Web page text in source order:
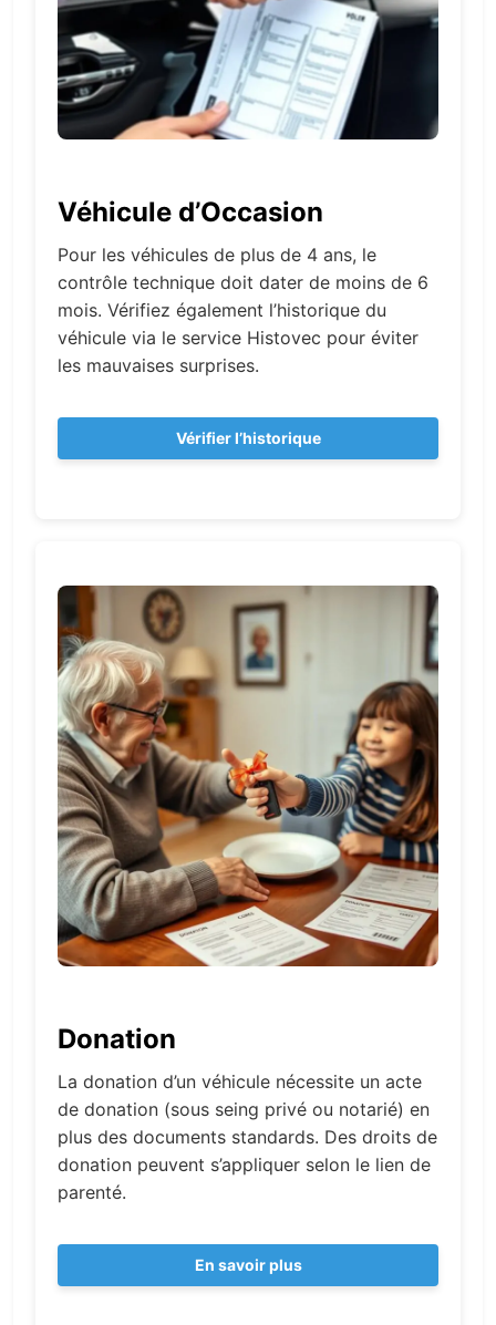
Véhicule d’Occasion
Pour les véhicules de plus de 4 ans, le
contrôle technique doit dater de moins de 6
mois. Vérifiez également l’historique du
véhicule via le service Histovec pour éviter
les mauvaises surprises.
Vérifier l’historique
Donation
La donation d’un véhicule nécessite un acte
de donation (sous seing privé ou notarié) en
plus des documents standards. Des droits de
donation peuvent s’appliquer selon le lien de
parenté.
En savoir plus